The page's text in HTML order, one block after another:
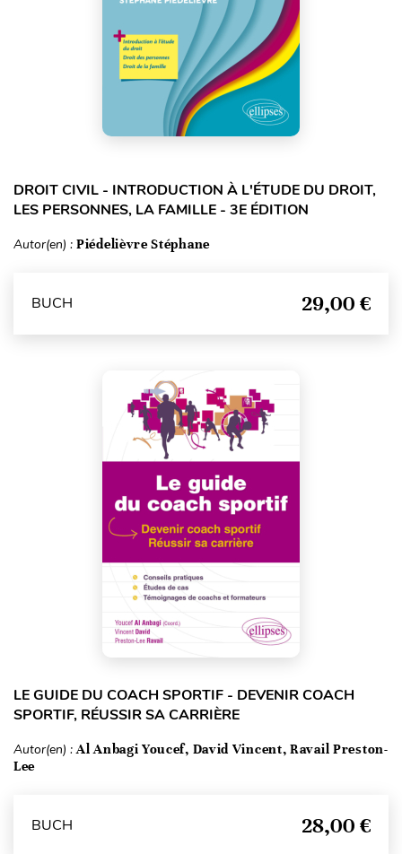
DROIT CIVIL - INTRODUCTION À L'ÉTUDE DU DROIT,
LES PERSONNES, LA FAMILLE - 3E ÉDITION
Autor(en) : Piédelièvre Stéphane
BUCH 29,00 €
LE GUIDE DU COACH SPORTIF - DEVENIR COACH
SPORTIF, RÉUSSIR SA CARRIÈRE
Autor(en) :Al Anbagi Youcef, David Vincent, Ravail Preston-
Lee
BUCH 28,00 €